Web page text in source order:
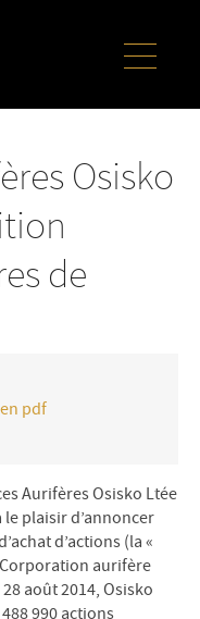
Osisko
de
pdf
Aurifères Osisko Ltée
le plaisir d’annoncer
d’actions (la «
Corporation aurifère
28 août 2014, Osisko
990 actions